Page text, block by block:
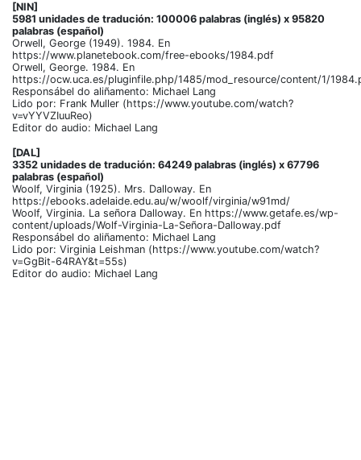
[NIN]
5981 unidades de tradución: 100006 palabras (inglés) x 95820
palabras (español)
Orwell, George (1949). 1984. En
https://www.planetebook.com/free-ebooks/1984.pdf
Orwell, George. 1984. En
https://ocw.uca.es/pluginfile.php/1485/mod_resource/content/1/
Responsábel do aliñamento: Michael Lang
Lido por: Frank Muller (https://www.youtube.com/watch?
v=vYYVZIuuReo)
Editor do audio: Michael Lang
[DAL]
3352 unidades de tradución: 64249 palabras (inglés) x 67796
palabras (español)
Woolf, Virginia (1925). Mrs. Dalloway. En
https://ebooks.adelaide.edu.au/w/woolf/virginia/w91md/
Woolf, Virginia. La señora Dalloway. En https://www.getafe.es/wp-
content/uploads/Wolf-Virginia-La-Señora-Dalloway.pdf
Responsábel do aliñamento: Michael Lang
Lido por: Virginia Leishman (https://www.youtube.com/watch?
v=GgBit-64RAY&t=55s)
Editor do audio: Michael Lang